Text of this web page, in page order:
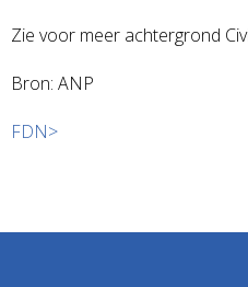
Zie voor meer achtergrond
Bron: ANP
FDN>